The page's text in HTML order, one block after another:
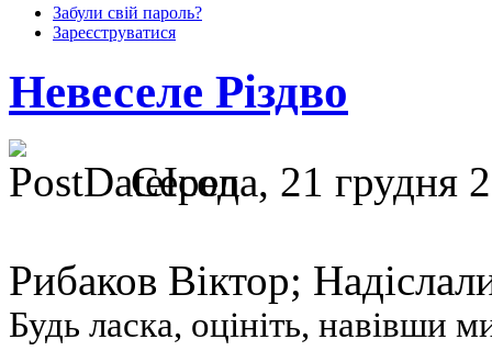
Забули свій пароль?
Зареєструватися
Невеселе Різдво
Середа, 21 грудня
Рибаков Віктор;
Будь ласка, оцініть, навівши